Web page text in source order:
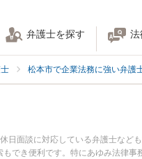
弁護士を探す 法
松本市で企業法務に強い弁護
面談に対応している弁護士など
でき便利です。特にあゆみ法律